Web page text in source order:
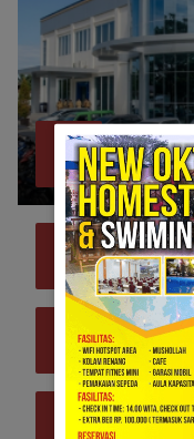
1
Bank
Refund
Juli 6, 2026
2
39
Donggala
Juni 8, 2026
Pelaku
Layanan
Juni 9, 2026
Lagi di